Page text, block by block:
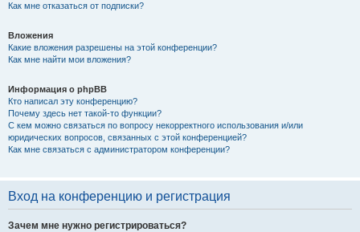
Как мне отказаться от подписки?
Вложения
Какие вложения разрешены на этой конференции?
Как мне найти мои вложения?
Информация о phpBB
Кто написал эту конференцию?
Почему здесь нет такой-то функции?
С кем можно связаться по вопросу некорректного использования и/или
юридических вопросов, связанных с этой конференцией?
Как мне связаться с администратором конференции?
Вход на конференцию и регистрация
Зачем мне нужно регистрироваться?